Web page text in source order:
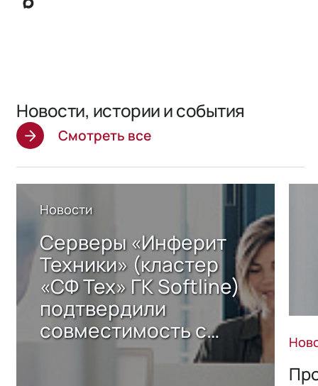
Новости, истории и события
Смотреть все
Новости
Серверы «Инферит
Техники» (кластер
«СФ Тех» ГК Softline)
подтвердили
совместимость с
решением Sharx